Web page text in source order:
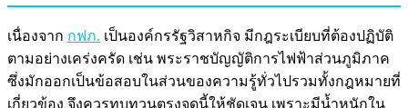
เนื่องจาก กฟภ. เป็นองค์กรรัฐวิสาหกิจ มีกฎระเบียบที่ต้องปฏิบัติ
ตามอย่างเคร่งครัด เช่น พระราชบัญญัติการไฟฟ้าส่วนภูมิภาค
ซึ่งมักออกเป็นข้อสอบในส่วนของความรู้ทั่วไปรวมทั้งกฎหมายที่
เกี่ยวข้อง จึงควรทบทวนตรงจุดนี้ให้ชัดเจน เพราะมีน้ำหนักใน